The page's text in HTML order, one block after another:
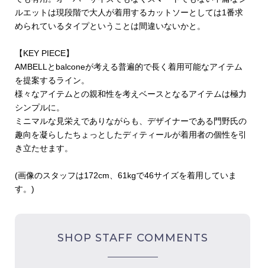
ルエットは現段階で大人が着用するカットソーとしては1番求
められているタイプということは間違いないかと。
【KEY PIECE】
AMBELLとbalconeが考える普遍的で長く着用可能なアイテム
を提案するライン。
様々なアイテムとの親和性を考えベースとなるアイテムは極力
シンプルに。
ミニマルな見栄えでありながらも、デザイナーである門野氏の
趣向を凝らしたちょっとしたディティールが着用者の個性を引
き立たせます。
(画像のスタッフは172cm、61kgで46サイズを着用していま
す。)
SHOP STAFF COMMENTS